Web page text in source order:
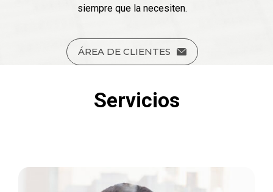
siempre que la necesiten.
ÁREA DE CLIENTES
Servicios